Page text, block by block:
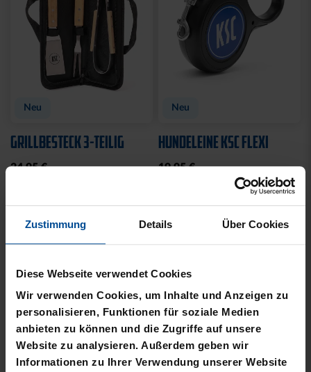
Zustimmung Details Über Cookies
Diese Webseite verwendet Cookies
Wir verwenden Cookies, um Inhalte und Anzeigen zu
personalisieren, Funktionen für soziale Medien
anbieten zu können und die Zugriffe auf unsere
Website zu analysieren. Außerdem geben wir
Informationen zu Ihrer Verwendung unserer Website
Neu
GRILLBESTECK 3-TEILIG
24,95 €
Neu
HUNDELEINE KSC FLEXI
19,95 €